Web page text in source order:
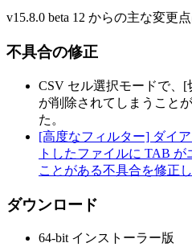
v15.8.0 beta 12 からの主な変更
不具合の修正
CSV セル選択モードで、
が削除されてしまうこと
た。
[高度なフィルター] ダイ
トしたファイルに TAB
ことがある不具合を修正し
ダウンロード
64-bit インストーラー版